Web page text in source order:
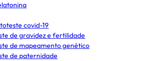
covid-19
de gravidez e fertilidade
de mapeamento genético
de paternidade